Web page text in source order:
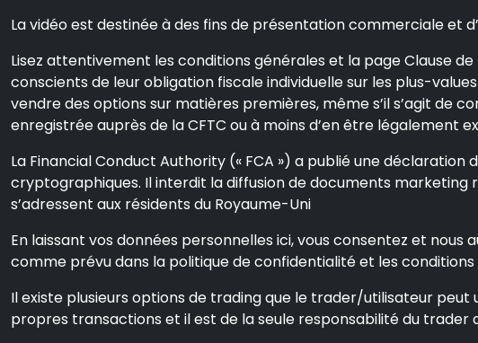
La vidéo est destinée à des fins de présentation commerciale et
Lisez attentivement les conditions générales et la page Clause
conscients de leur obligation fiscale individuelle sur les plus-
vendre des options sur matières premières, même s’il s’agit de
enregistrée auprès de la CFTC ou à moins d’en être légalement
La Financial Conduct Authority (« FCA ») a publié une
cryptographiques. Il interdit la diffusion de documents marketing
s’adressent aux résidents du Royaume-Uni
En laissant vos données personnelles ici, vous consentez et
comme prévu dans la politique de confidentialité et les conditions
Il existe plusieurs options de trading que le trader/utilisateur
propres transactions et il est de la seule responsabilité du